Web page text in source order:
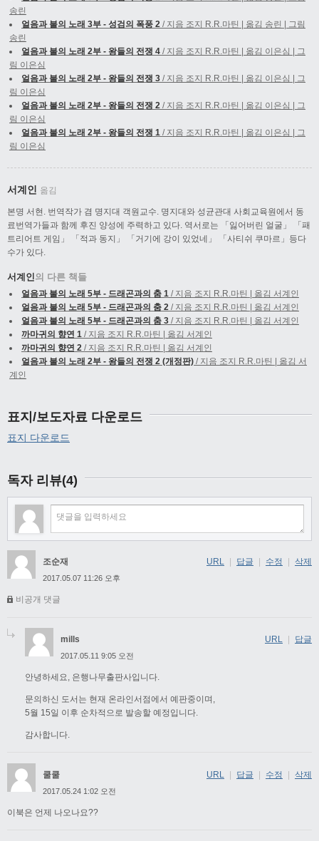
송린
얼음과 불의 노래 3부 - 성검의 폭풍 2 / 지음 조지 R.R.마틴 | 옮김 송린 | 그림
송린
얼음과 불의 노래 2부 - 왕들의 전쟁 4 / 지음 조지 R.R.마틴 | 옮김 이은심 | 그
림 이은심
얼음과 불의 노래 2부 - 왕들의 전쟁 3 / 지음 조지 R.R.마틴 | 옮김 이은심 | 그
림 이은심
얼음과 불의 노래 2부 - 왕들의 전쟁 2 / 지음 조지 R.R.마틴 | 옮김 이은심 | 그
림 이은심
얼음과 불의 노래 2부 - 왕들의 전쟁 1 / 지음 조지 R.R.마틴 | 옮김 이은심 | 그
림 이은심
서계인 옮김
본명 서현. 번역작가 겸 명지대 객원교수. 명지대와 성균관대 사회교육원에서 동
료번역가들과 함께 후진 양성에 주력하고 있다. 역서로는 「잃어버린 얼굴」 「패
트리어트 게임」 「적과 동지」 「거기에 강이 있었네」 「사티쉬 쿠마르」등다
수가 있다.
서계인 의 다른 책들
얼음과 불의 노래 5부 - 드래곤과의 춤 1 / 지음 조지 R.R.마틴 | 옮김 서계인
얼음과 불의 노래 5부 - 드래곤과의 춤 2 / 지음 조지 R.R.마틴 | 옮김 서계인
얼음과 불의 노래 5부 - 드래곤과의 춤 3 / 지음 조지 R.R.마틴 | 옮김 서계인
까마귀의 향연 1 / 지음 조지 R.R.마틴 | 옮김 서계인
까마귀의 향연 2 / 지음 조지 R.R.마틴 | 옮김 서계인
얼음과 불의 노래 2부 - 왕들의 전쟁 2 (개정판) / 지음 조지 R.R.마틴 | 옮김 서
계인
표지/보도자료 다운로드
표지 다운로드
독자 리뷰(4)
조순재
2017.05.07 11:26 오후
비공개 댓글
URL 답글 수정 삭제
mills
2017.05.11 9:05 오전
안녕하세요, 은행나무출판사입니다.
문의하신 도서는 현재 온라인서점에서 예판중이며,
5월 15일 이후 순차적으로 발송할 예정입니다.
감사합니다.
URL 답글
쿨쿨
2017.05.24 1:02 오전
이북은 언제 나오나요??
URL | 답글 | 수정 | 삭제